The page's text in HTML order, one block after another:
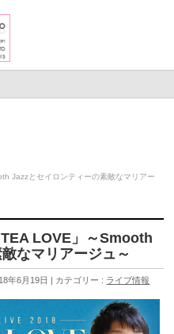
Jazzとセイロンティーの素敵なマリアー
LOVE」～Smooth
なマリアージュ～
年6月19日 カテゴリー : ライブ情報